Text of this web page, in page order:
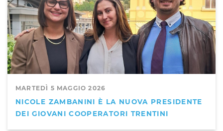
MARTEDÌ 5 MAGGIO 2026
NICOLE ZAMBANINI È LA NUOVA PRESIDENTE
DEI GIOVANI COOPERATORI TRENTINI